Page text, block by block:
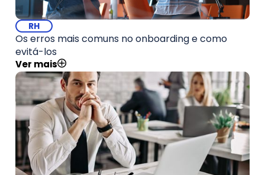
RH
Os erros mais comuns no onboarding e como
evitá-los
Ver mais